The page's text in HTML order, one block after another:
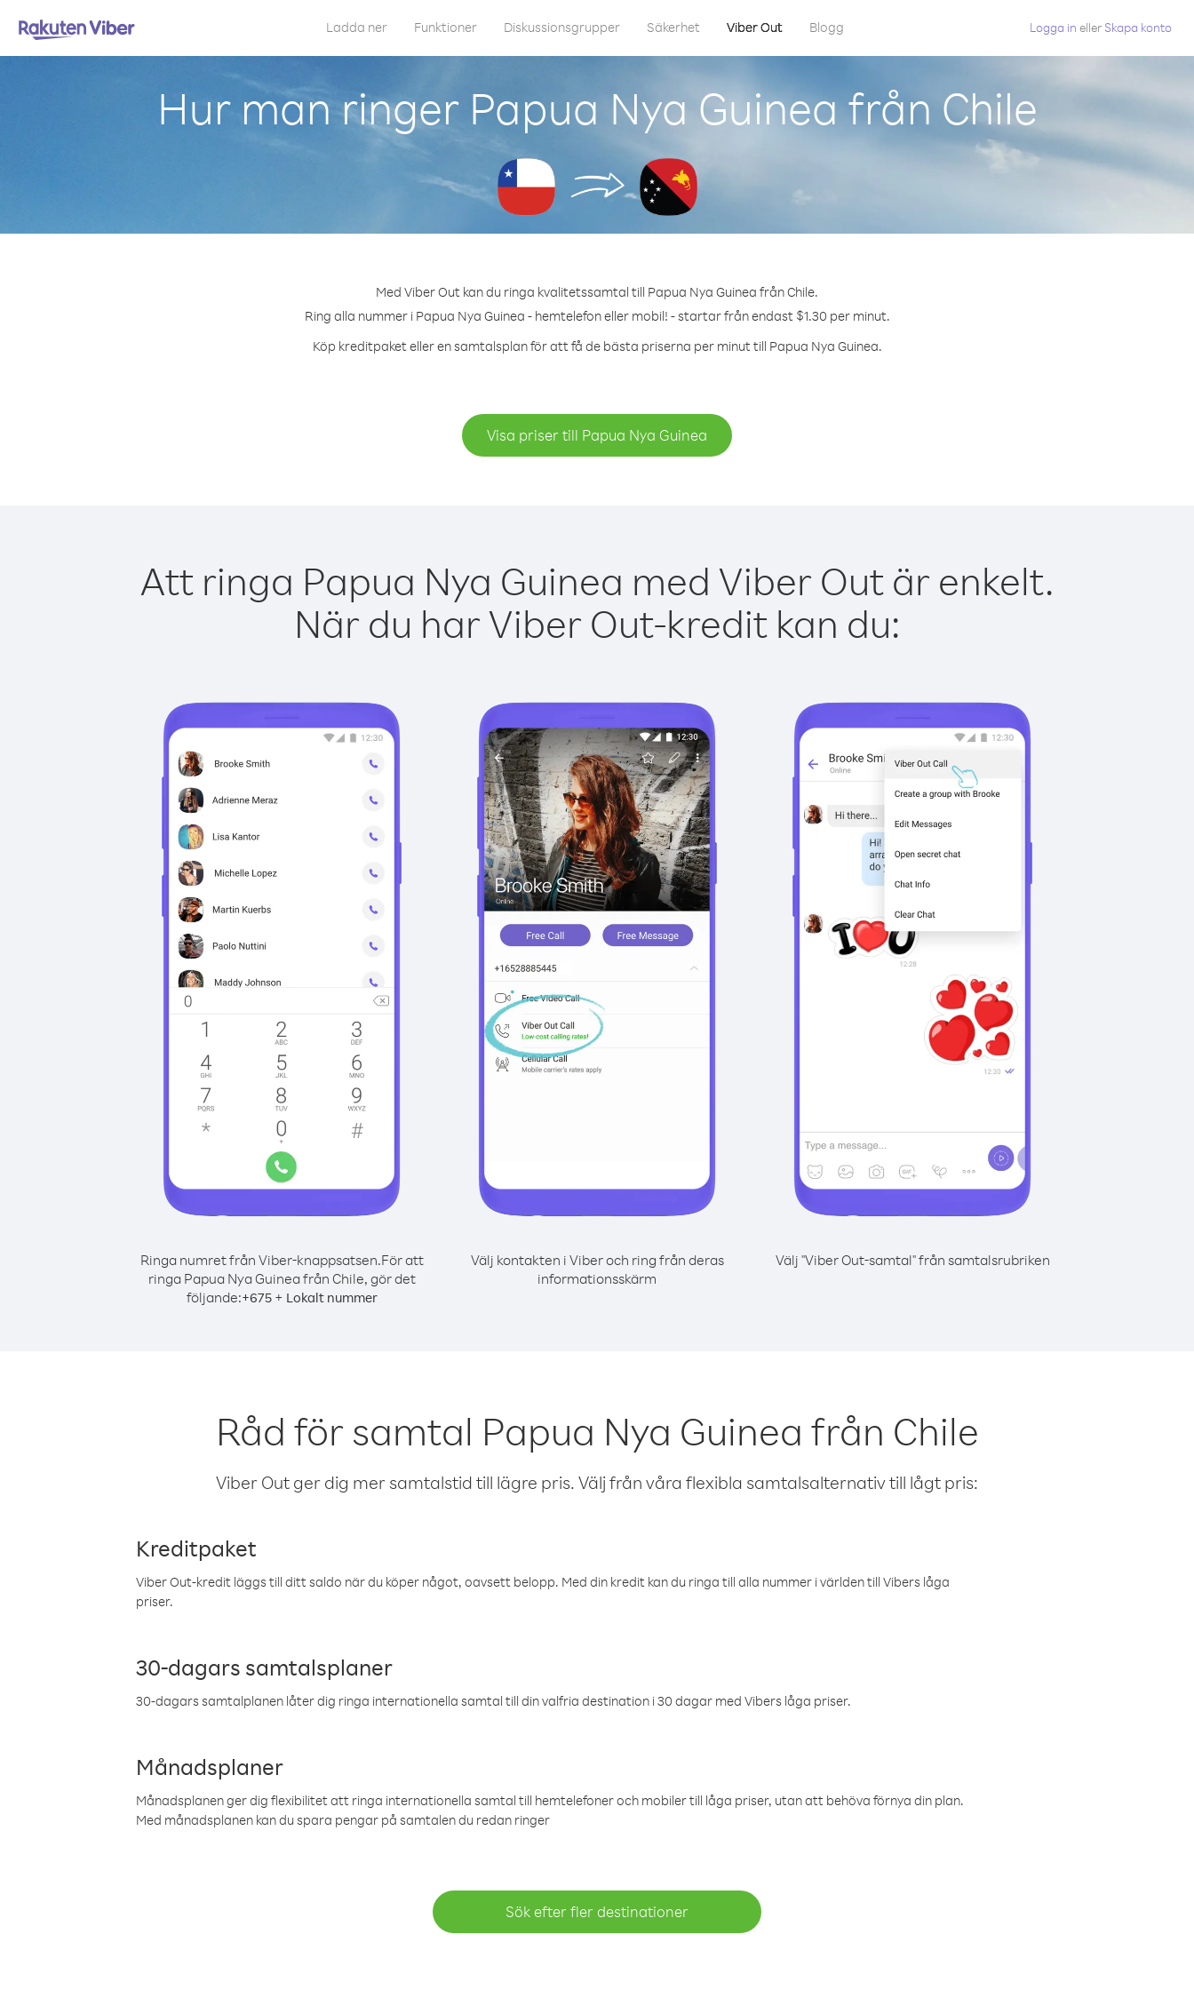
Ladda ner Funktioner Diskussionsgrupper Säkerhet Viber Out Blogg Logga in eller Skapa konto
Hur man ringer Papua Nya Guinea från Chile
Med Viber Out kan du ringa kvalitetssamtal till Papua Nya Guinea från Chile.
Ring alla nummer i Papua Nya Guinea - hemtelefon eller mobil! - startar från endast $1.30 per minut.
Köp kreditpaket eller en samtalsplan för att få de bästa priserna per minut till Papua Nya Guinea.
Visa priser till Papua Nya Guinea
Att ringa Papua Nya Guinea med Viber Out är enkelt.
När du har Viber Out-kredit kan du:
Ringa numret från Viber-knappsatsen.För att
ringa Papua Nya Guinea från Chile, gör det
följande:+675+ Lokalt nummer
Välj kontakten i Viber och ring från deras
informationsskärm
Välj "Viber Out-samtal" från samtalsrubriken
Råd för samtal Papua Nya Guinea från Chile
Viber Out ger dig mer samtalstid till lägre pris. Välj från våra flexibla samtalsalternativ till lågt pris:
Kreditpaket
Viber Out-kredit läggs till ditt saldo när du köper något, oavsett belopp. Med din kredit kan du ringa till alla nummer i världen till Vibers låga
priser.
30-dagars samtalsplaner
30-dagars samtalplanen låter dig ringa internationella samtal till din valfria destination i 30 dagar med Vibers låga priser.
Månadsplaner
Månadsplanen ger dig flexibilitet att ringa internationella samtal till hemtelefoner och mobiler till låga priser, utan att behöva förnya din plan.
Med månadsplanen kan du spara pengar på samtalen du redan ringer
Sök efter fler destinationer